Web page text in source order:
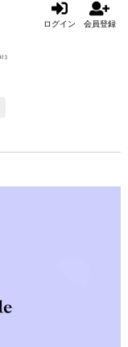
ログイン 会員登録